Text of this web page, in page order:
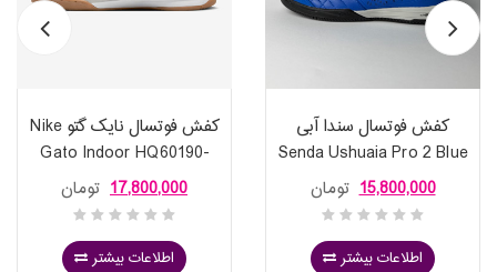
کفش فوتسال نایک گتو Nike
Gato Indoor HQ60190-
100
17,800,000
اطلاعات بیشتر
کفش فوتسال سندا آبی
Senda Ushuaia Pro 2 Blue
تومان 15,800,000
اطلاعات بیشتر